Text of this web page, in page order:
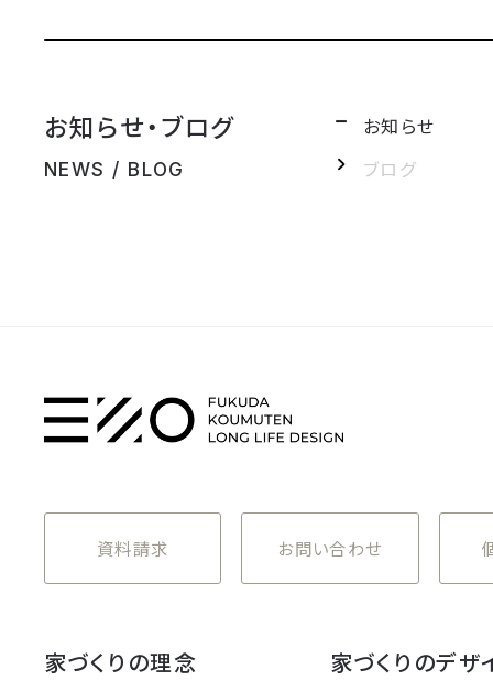
お知らせ・ブログ
NEWS / BLOG
お知らせ
ブログ
資料請求 お問い合わせ
家づくりの理念 家づくりのデザ